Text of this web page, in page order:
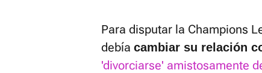
Para disputar la Champions
debía cambiar su relación
'divorciarse' amistosamente